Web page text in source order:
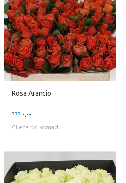
Rosa Arancio
??? -,--
Cijena po komadu